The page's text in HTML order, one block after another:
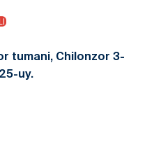
tumani, Chilonzor 3-
uy.